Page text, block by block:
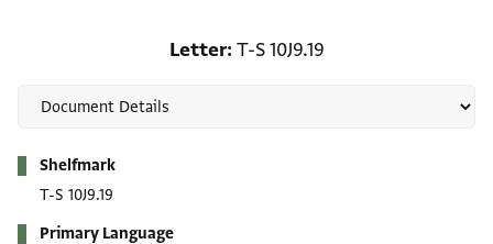
Letter T-S 10J9.19
Shelfmark
T-S 10J9.19
Primary Language